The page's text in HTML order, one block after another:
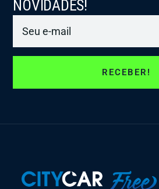
NOVIDADES!